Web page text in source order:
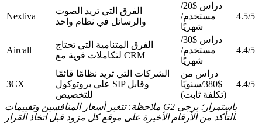
Nextiva
الفرق التي تريد الصوت
والرسائل في نظام واحد
دراس $20/
مستخدم/
شهريًا
4.5/5
Aircall
الفرق المتنامية التي تحتاج
لتكاملات قوية مع CRM
دراس $30/
مستخدم/
شهريًا
4.4/5
3CX
الشركات التي تريد نظامًا قائمًا
على بروتوكول SIP وقابل
للتخصيص
دراس من
$380/سنويًا
(تكلفة ثابت)
4.4/5
ملاحظة: تتغير أسعار المنافسين وتقييمات G2 باستمرار؛ يرجى
التأكد من الأرقام الأخيرة على موقع كل مزود قبل اتخاذ القرار.